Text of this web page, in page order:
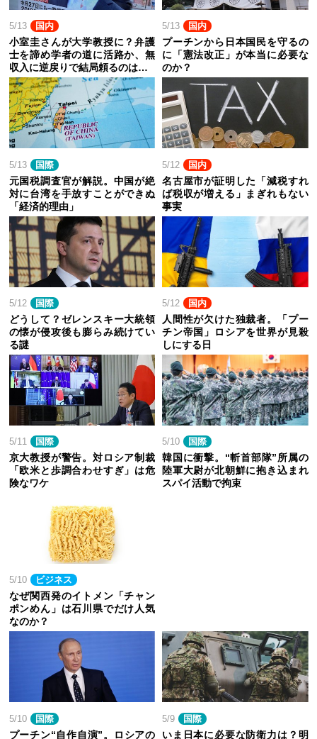
5/13 国内
小室圭さんが大学教授に？弁護
士を諦め学者の道に活路か、無
収入に逆戻りで結局頼るのは…
5/13 国内
プーチンから日本国民を守るの
に「憲法改正」が本当に必要な
のか？
5/13 国際
元国税調査官が解説。中国が絶
対に台湾を手放すことができぬ
「経済的理由」
5/12 国内
名古屋市が証明した「減税すれ
ば税収が増える」まぎれもない
事実
5/12 国際
どうして？ゼレンスキー大統領
の懐が侵攻後も膨らみ続けてい
る謎
5/12 国内
人間性が欠けた独裁者。「プー
チン帝国」ロシアを世界が見殺
しにする日
5/11 国際
京大教授が警告。対ロシア制裁
「欧米と歩調合わせすぎ」は危
険なワケ
5/10 国際
韓国に衝撃。“斬首部隊”所属の
陸軍大尉が北朝鮮に抱き込まれ
スパイ活動で拘束
5/10 ビジネス
なぜ関西発のイトメン「チャン
ポンめん」は石川県でだけ人気
なのか？
5/10 国際
プーチン“自作自演”。ロシアの
5/9 国際
いま日本に必要な防衛力は？明